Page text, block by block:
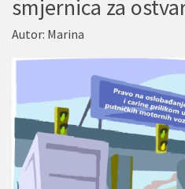
smjernica za
Autor: Marina